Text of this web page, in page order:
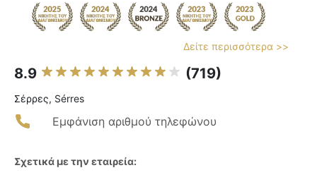
Δείτε περισσότερα >>
8.9 (719)
Σέρρες, Sérres
Εμφάνιση αριθμού τηλεφώνου
Σχετικά με την εταιρεία: